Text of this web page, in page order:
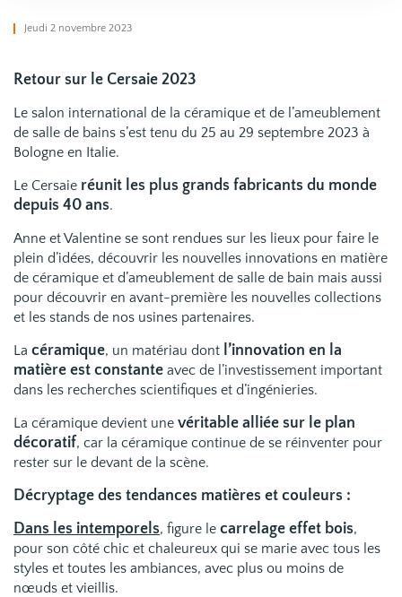
Jeudi 2 novembre 2023
Retour sur le Cersaie 2023
Le salon international de la céramique et de l’ameublement
de salle de bains s’est tenu du 25 au 29 septembre 2023 à
Bologne en Italie.
Le Cersaie réunit les plus grands fabricants du monde
depuis 40 ans.
Anne et Valentine se sont rendues sur les lieux pour faire le
plein d’idées, découvrir les nouvelles innovations en matière
de céramique et d’ameublement de salle de bain mais aussi
pour découvrir en avant-première les nouvelles collections
et les stands de nos usines partenaires.
La céramique, un matériau dont l’innovation en la
matière est constante avec de l’investissement important
dans les recherches scientifiques et d’ingénieries.
La céramique devient une véritable alliée sur le plan
décoratif, car la céramique continue de se réinventer pour
rester sur le devant de la scène.
Décryptage des tendances matières et couleurs :
Dans les intemporels, figure le carrelage effet bois,
pour son côté chic et chaleureux qui se marie avec tous les
styles et toutes les ambiances, avec plus ou moins de
nœuds et vieillis.